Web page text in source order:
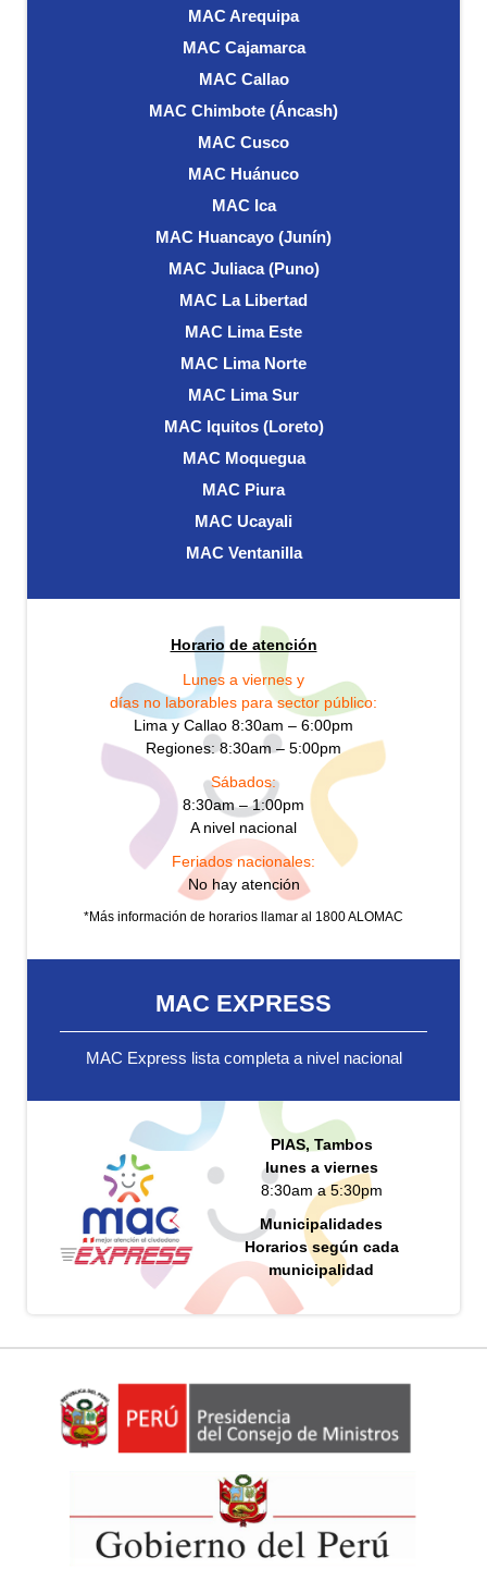
MAC Arequipa
MAC Cajamarca
MAC Callao
MAC Chimbote (Áncash)
MAC Cusco
MAC Huánuco
MAC Ica
MAC Huancayo (Junín)
MAC Juliaca (Puno)
MAC La Libertad
MAC Lima Este
MAC Lima Norte
MAC Lima Sur
MAC Iquitos (Loreto)
MAC Moquegua
MAC Piura
MAC Ucayali
MAC Ventanilla
Horario de atención
Lunes a viernes y
días no laborables para sector público:
Lima y Callao 8:30am – 6:00pm
Regiones: 8:30am – 5:00pm
Sábados:
8:30am – 1:00pm
A nivel nacional
Feriados nacionales:
No hay atención
*Más información de horarios llamar al 1800 ALOMAC
MAC EXPRESS
MAC Express lista completa a nivel nacional
PIAS, Tambos
lunes a viernes
8:30am a 5:30pm
Municipalidades
Horarios según cada
municipalidad